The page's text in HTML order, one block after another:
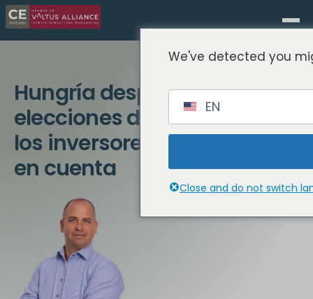
Hungría después de las
elecciones de 2026: Lo que
los inversores deben tener
en cuenta
We've detected you
EN
Close and do not switch